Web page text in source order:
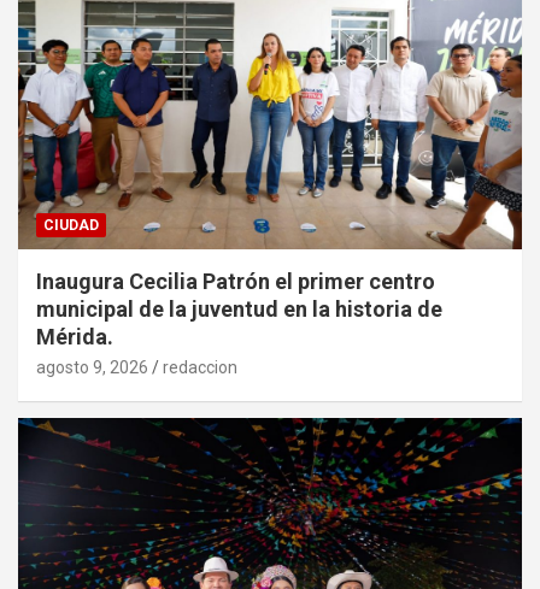
CIUDAD
Inaugura Cecilia Patrón el primer centro
municipal de la juventud en la historia de
Mérida.
agosto 9, 2026 redaccion